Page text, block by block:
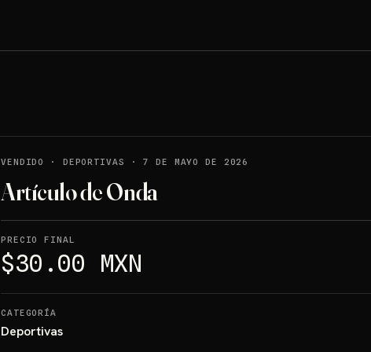
VENDIDO · DEPORTIVAS ·7 DE MAYO DE 2026
Artículo de Onda
PRECIO FINAL
$30.00 MXN
CATEGORÍA
Deportivas